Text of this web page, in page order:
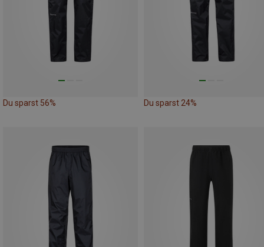
Du sparst 56% Du sparst 24%